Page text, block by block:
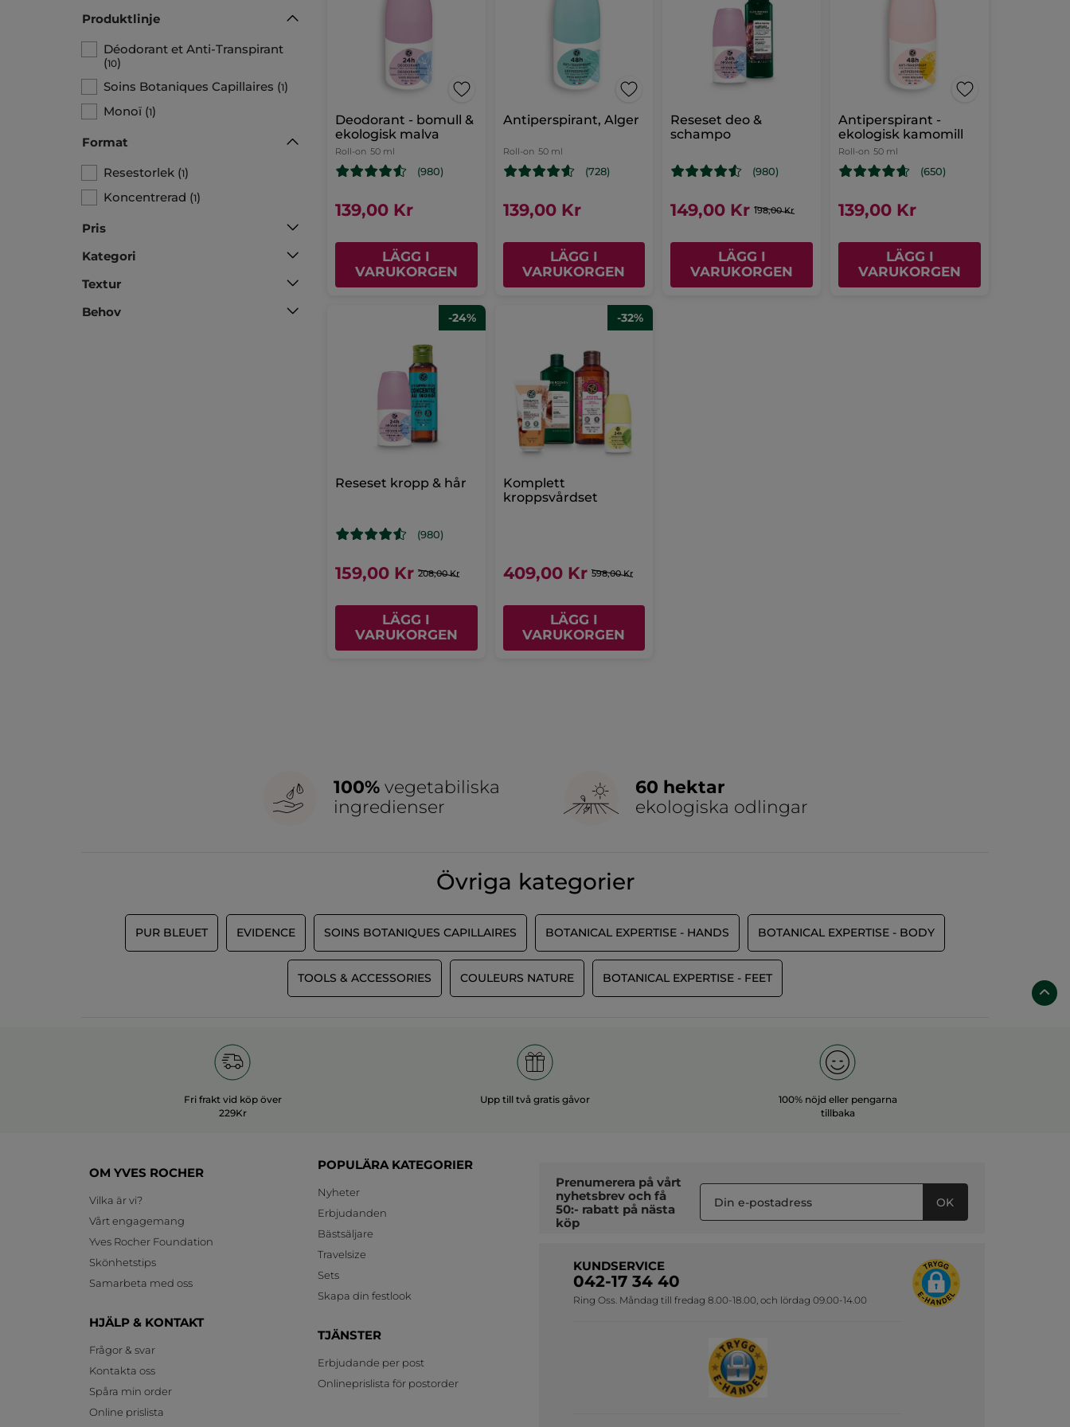
Produktlinje
Déodorant et Anti-Transpirant
(10)
Soins Botaniques Capillaires (1)
Monoï (1)
Format
Resestorlek (1)
Koncentrerad (1)
Pris
Kategori
Textur
Behov
Deodorant - bomull &
ekologisk malva
Roll-on 50 ml
(980)
139,00 Kr
LÄGG I
VARUKORGEN
Antiperspirant, Alger
Roll-on 50 ml
(728)
139,00 Kr
LÄGG I
VARUKORGEN
Reseset deo &
schampo
(980)
149,00 Kr 198,00 Kr
LÄGG I
VARUKORGEN
Antiperspirant -
ekologisk kamomill
Roll-on 50 ml
(650)
139,00 Kr
LÄGG I
VARUKORGEN
-24%
Reseset kropp & hår
(980)
159,00 Kr 208,00 Kr
LÄGG I
VARUKORGEN
-32%
Komplett
kroppsvårdset
409,00 Kr 598,00 Kr
LÄGG I
VARUKORGEN
100% vegetabiliska
ingredienser
60 hektar
ekologiska odlingar
Övriga kategorier
PUR BLEUET EVIDENCE SOINS BOTANIQUES CAPILLAIRES BOTANICAL EXPERTISE - HANDS BOTANICAL EXPERTISE - BODY
TOOLS & ACCESSORIES COULEURS NATURE BOTANICAL EXPERTISE - FEET
Fri frakt vid köp över
229Kr
Upp till två gratis gåvor
100% nöjd eller pengarna
tillbaka
OM YVES ROCHER
Vilka är vi?
Vårt engagemang
Yves Rocher Foundation
Skönhetstips
Samarbeta med oss
HJÄLP & KONTAKT
Frågor & svar
Kontakta oss
Spåra min order
Online prislista
POPULÄRA KATEGORIER
Nyheter
Erbjudanden
Bästsäljare
Travelsize
Sets
Skapa din festlook
TJÄNSTER
Erbjudande per post
Onlineprislista för postorder
Prenumerera på vårt
nyhetsbrev och få
50:- rabatt på nästa
köp
OK
KUNDSERVICE
042-17 34 40
Ring Oss. Måndag till fredag 8.00-18.00, och lördag 09.00-14.00